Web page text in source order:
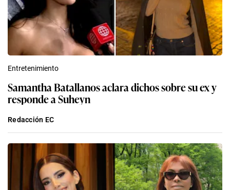
Entretenimiento
Samantha Batallanos aclara dichos sobre su ex y
responde a Suheyn
Redacción EC